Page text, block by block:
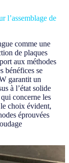
l’assemblage de
comme une
de plaques
aux méthodes
bénéfices se
garantit un
à l’état solide
concerne les
choix évident,
éprouvées